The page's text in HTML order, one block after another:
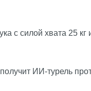
с силой хвата 25 кг
ИИ-турель